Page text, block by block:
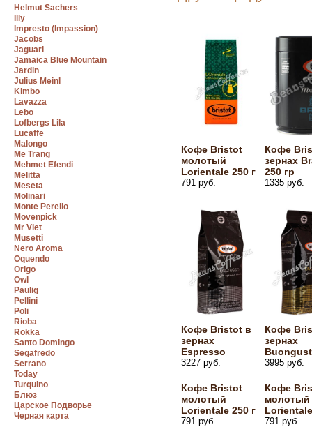
Helmut Sachers
Illy
Impresto (Impassion)
Jacobs
Jaguari
Jamaica Blue Mountain
Jardin
Julius Meinl
Kimbo
Lavazza
Lebo
Lofbergs Lila
Lucaffe
Malongo
Me Trang
Mehmet Efendi
Melitta
Meseta
Molinari
Monte Perello
Movenpick
Mr Viet
Musetti
Nero Aroma
Oquendo
Origo
Owl
Paulig
Pellini
Poli
Rioba
Rokka
Santo Domingo
Segafredo
Serrano
Today
Turquino
Блюз
Царское Подворье
Черная карта
Кофе Bristot
молотый
Lorientale 250 г
791 руб.
Кофе
зернах
250 гр
1335 руб.
Кофе Bristot в
зернах
Espresso
3227 руб.
Кофе
зернах
3995 руб.
Кофе Bristot
молотый
Lorientale 250 г
791 руб.
Кофе
молотый
791 руб.